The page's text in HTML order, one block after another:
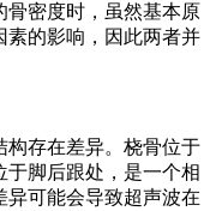
骨密度时，虽然基本原
素的影响，因此两者并
构存在差异。桡骨位于
脚后跟处，是一个相
异可能会导致超声波在